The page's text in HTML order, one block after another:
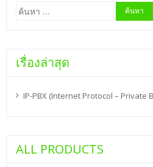
ค้นหา
สำหรับ:
เรื่องล่าสุด
IP-PBX (Internet Protocol – Private
ALL PRODUCTS